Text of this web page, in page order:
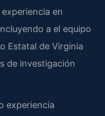
en
a el equipo
Estatal de Virginia
de investigación
experiencia